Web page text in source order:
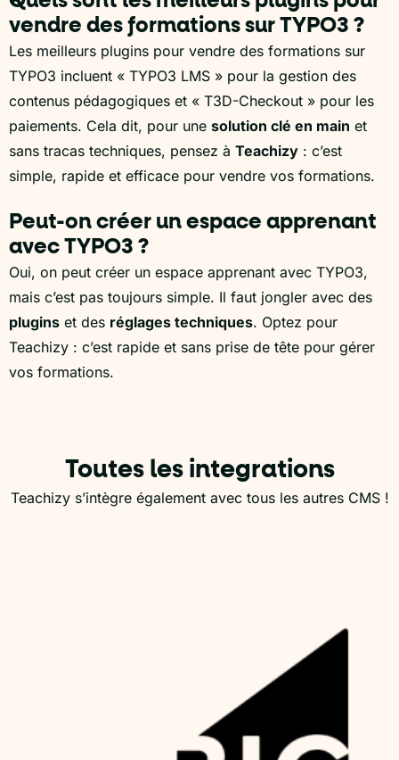
vendre des formations sur TYPO3 ?
Les meilleurs plugins pour vendre des formations sur
TYPO3 incluent « TYPO3 LMS » pour la gestion des
contenus pédagogiques et « T3D-Checkout » pour les
paiements. Cela dit, pour une solution clé en main et
sans tracas techniques, pensez à Teachizy : c’est
simple, rapide et efficace pour vendre vos formations.
Peut-on créer un espace apprenant
avec TYPO3 ?
Oui, on peut créer un espace apprenant avec TYPO3,
mais c’est pas toujours simple. Il faut jongler avec des
plugins et des réglages techniques. Optez pour
Teachizy : c’est rapide et sans prise de tête pour gérer
vos formations.
Toutes les integrations
Teachizy s’intègre également avec tous les autres CMS !